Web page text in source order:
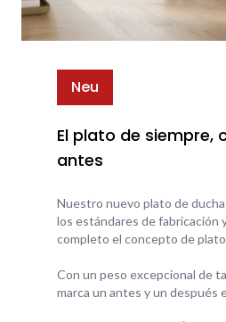
Neu
El plato de siempre,
antes
Nuestro nuevo plato de
los estándares de fabricación
completo el concepto de
Con un peso excepcional de
marca un antes y un después